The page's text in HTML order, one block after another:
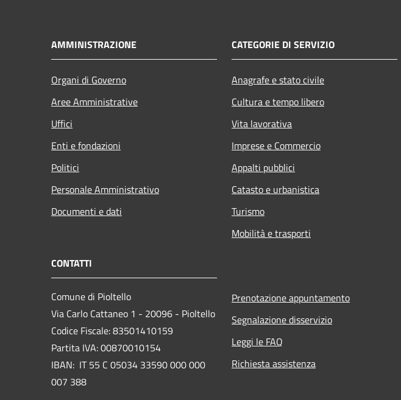
AMMINISTRAZIONE
Organi di Governo
Aree Amministrative
Uffici
Enti e fondazioni
Politici
Personale Amministrativo
Documenti e dati
CATEGORIE DI SERVIZIO
Anagrafe e stato civile
Cultura e tempo libero
Vita lavorativa
Imprese e Commercio
Appalti pubblici
Catasto e urbanistica
Turismo
Mobilità e trasporti
CONTATTI
Comune di Pioltello
Via Carlo Cattaneo 1 - 20096 - Pioltello
Codice Fiscale: 83501410159
Partita IVA: 00870010154
IBAN: IT 55 C 05034 33590 000 000
007 388
Prenotazione appuntamento
Segnalazione disservizio
Leggi le FAQ
Richiesta assistenza